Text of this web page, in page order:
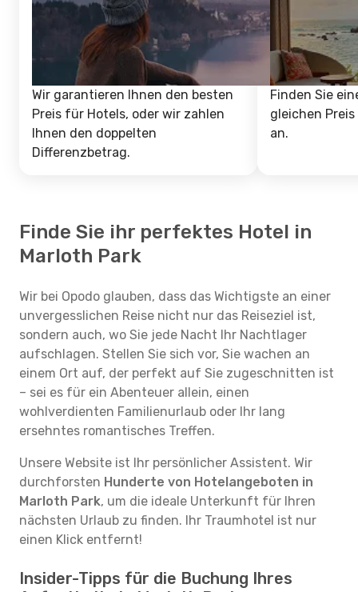
Wir garantieren Ihnen den besten
Preis für Hotels, oder wir zahlen
Ihnen den doppelten
Differenzbetrag.
Finden Sie
gleichen
an.
Finde Sie ihr perfektes Hotel in
Marloth Park
Wir bei Opodo glauben, dass das Wichtigste an einer
unvergesslichen Reise nicht nur das Reiseziel ist,
sondern auch, wo Sie jede Nacht Ihr Nachtlager
aufschlagen. Stellen Sie sich vor, Sie wachen an
einem Ort auf, der perfekt auf Sie zugeschnitten ist
– sei es für ein Abenteuer allein, einen
wohlverdienten Familienurlaub oder Ihr lang
ersehntes romantisches Treffen.
Unsere Website ist Ihr persönlicher Assistent. Wir
durchforsten Hunderte von Hotelangeboten in
Marloth Park, um die ideale Unterkunft für Ihren
nächsten Urlaub zu finden. Ihr Traumhotel ist nur
einen Klick entfernt!
Insider-Tipps für die Buchung Ihres